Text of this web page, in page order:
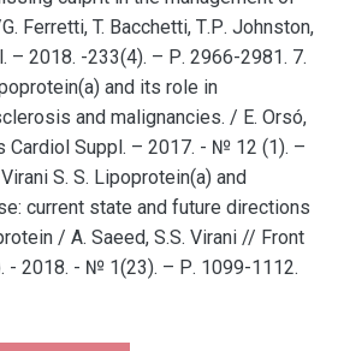
Ferretti, T. Bacchetti, Т.Р. Johnston,
– 2018. -233(4). – Р. 2966-2981. 7.
and its role in
and malignancies. / E. Orsó,
Cardiol Suppl. – 2017. - № 12 (1). –
S. S. Lipoprotein(a) and
current state and future directions
/ A. Saeed, S.S. Virani // Front
- 2018. - № 1(23). – Р. 1099-1112.